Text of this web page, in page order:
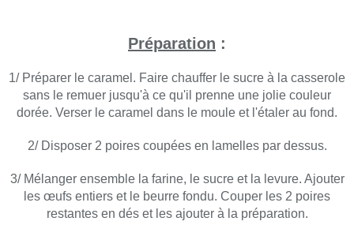
Préparation :
1/ Préparer le caramel. Faire chauffer le sucre à la casserole
sans le remuer jusqu'à ce qu'il prenne une jolie couleur
dorée. Verser le caramel dans le moule et l'étaler au fond.
2/ Disposer 2 poires coupées en lamelles par dessus.
3/ Mélanger ensemble la farine, le sucre et la levure. Ajouter
les œufs entiers et le beurre fondu. Couper les 2 poires
restantes en dés et les ajouter à la préparation.